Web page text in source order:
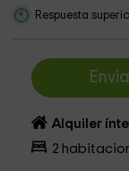
Respuesta
Alquiler
2